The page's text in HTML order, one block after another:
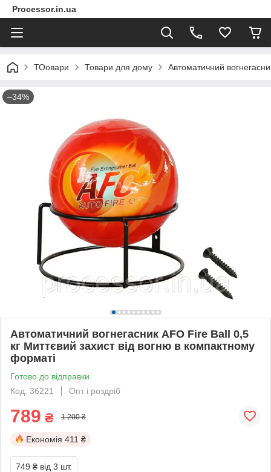
Processor.in.ua
ТОовари Товари для дому Автоматичний
–34%
Автоматичний вогнегасник AFO Fire Ball 0,5
кг Миттєвий захист від вогню в компактному
форматі
Готово до відправки
Код: 36221
Опт і роздріб
789 ₴ 1 200 ₴
Економія 411 ₴
749 ₴ від 3 шт.